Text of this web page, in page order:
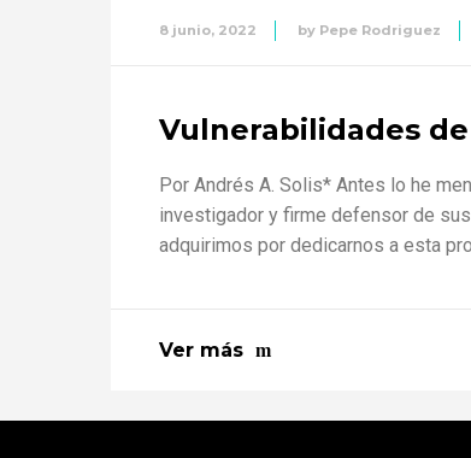
8 junio, 2022 by Pepe Rodriguez
Vulnerabilidades
Por Andrés A. Solis* Antes lo he
investigador y firme defensor de
adquirimos por dedicarnos a esta
Ver más